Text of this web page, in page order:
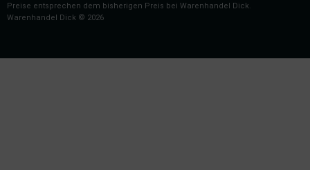
Preise entsprechen dem bisherigen Preis bei Warenhandel Dick.
Warenhandel Dick © 2026